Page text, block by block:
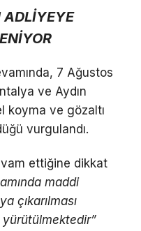
ADLİYEYE
7 Ağustos
ve Aydın
koyma ve gözaltı
vurgulandı.
ettiğine dikkat
maddi
çıkarılması
yürütülmektedir”